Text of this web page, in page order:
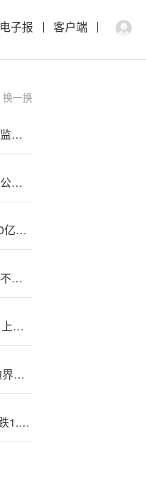
电子报 客户端
换一换
思格,新:能源：高管出身华为被监管关注 依赖分销海外营收爆增
摩尔线程概念:股表现活跃 大众公用4天2板
亚!马逊加大AI基建投入融资150亿美元
永辉超市副,总裁;罗雯霞拟减持不超11万股
D.eep‘w’isdom创始人吴承霖：上学时用AI炒股，年化收益率能到46%
对话?自如熊林：14年，我的边界与选择
收!评：港股恒指跌?0.7% 科指跌1.45% 科网股、中资券商股走弱 银行股活跃 黄金股午后拉升